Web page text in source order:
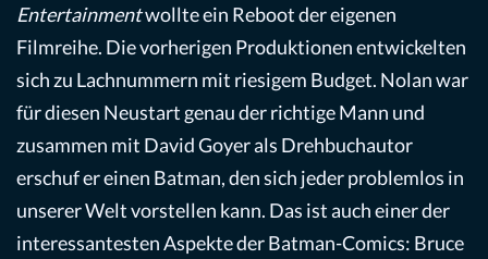
Entertainmentwollte ein Reboot der eigenen
Filmreihe. Die vorherigen Produktionen entwickelten
sich zu Lachnummern mit riesigem Budget. Nolan war
für diesen Neustart genau der richtige Mann und
zusammen mit David Goyer als Drehbuchautor
erschuf er einen Batman, den sich jeder problemlos in
unserer Welt vorstellen kann. Das ist auch einer der
interessantesten Aspekte der Batman-Comics: Bruce